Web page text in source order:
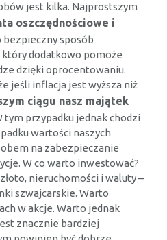
jest kilka. Najprostszym
oszczędnościowe i
bezpieczny sposób
dodatkowo pomoże
dzięki oprocentowaniu.
jeśli inflacja jest wyższa niż
ciągu nasz majątek
tym przypadku jednak chodzi
wartości naszych
na zabezpieczanie
W co warto inwestować?
nieruchomości i waluty –
szwajcarskie. Warto
w akcje. Warto jednak
znacznie bardziej